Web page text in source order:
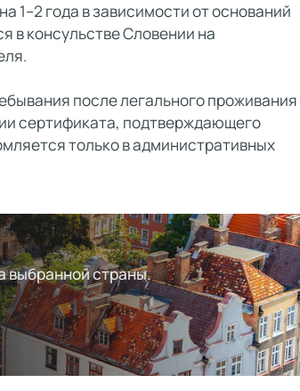
1–2 года в зависимости от оснований
в консульстве Словении на
после легального проживания
сертификата, подтверждающего
только в административных
выбранной страны.